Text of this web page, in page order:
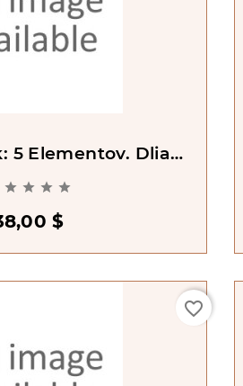
5 Elementov. Dlia
   
$
favorite_border